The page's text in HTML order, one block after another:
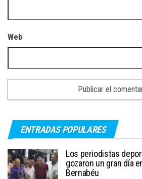
Web
ENTRADAS POPULARES
Los periodistas
gozaron un gran día
Bernabéu